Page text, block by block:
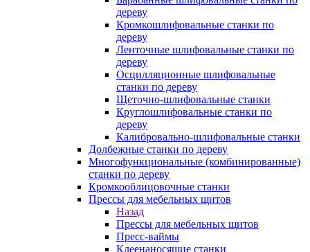
дереву
Кромкошлифовальные станки по
дереву
Ленточные шлифовальные станки по
дереву
Осцилляционные шлифовальные
станки по дереву
Щеточно-шлифовальные станки
Круглошлифовальные станки по
дереву
Калибровально-шлифовальные станки
Долбежные станки по дереву
Многофункциональные (комбинированные)
станки по дереву
Кромкооблицовочные станки
Прессы для мебельных щитов
Назад
Прессы для мебельных щитов
Пресс-ваймы
Клеенаносящие станки